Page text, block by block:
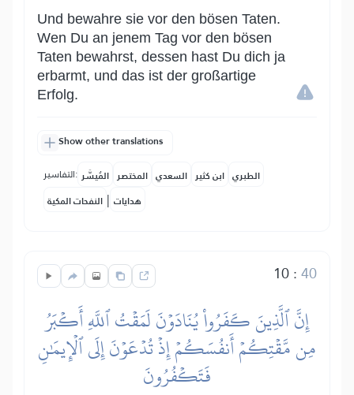
Und bewahre sie vor den bösen Taten.
Wen Du an jenem Tag vor den bösen
Taten bewahrst, dessen hast Du dich ja
erbarmt, und das ist der großartige
Erfolg.
Show other translations
التفاسير: المُيسَّر المختصر السعدي ابن كثير الطبري
النفحات المكية | هدايات
10:40
إِنَّ ٱلَّذِينَ كَفَرُواْ يُنَادَوۡنَ لَمَقۡتُ ٱللَّهِ أَكۡبَرُ
مِن مَّقۡتِكُمۡ أَنفُسَكُمۡ إِذۡ تُدۡعَوۡنَ إِلَى ٱلۡإِيمَٰنِ
فَتَكۡفُرُونَ